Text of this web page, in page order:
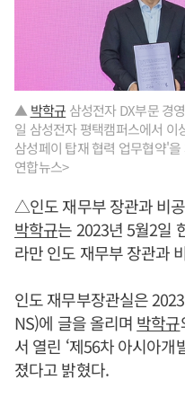
▲ 박학규 삼성전자 DX부문 경
일 삼성전자 평택캠퍼스에서
삼성페이 탑재 협력 업무협약'
연합뉴스>
△인도 재무부 장관과 비
박학규는 2023년 5월2일
라만 인도 재무부 장관과
인도 재무부장관실은
NS)에 글을 올리며 박학규
서 열린 ‘제56차 아시아개
졌다고 밝혔다.